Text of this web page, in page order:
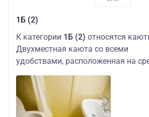
1Б (2)
К категории 1Б (2) относятся
Двухместная каюта со всеми
удобствами, расположенная на